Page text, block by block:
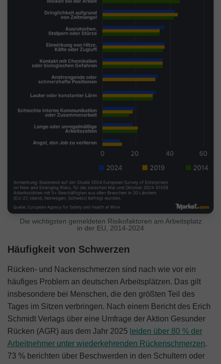
Die wichtigsten gemeldeten Risikofaktoren am Arbeitsplatz
in der EU, 2014-2024
Häufigkeit von Schwerzen
Rücken- und Nackenschmerzen sind nach wie vor ein
häufiges Problem an deutschen Arbeitsplätzen. Das gilt
insbesondere bei Menschen, die den größten Teil des
Tages im Sitzen verbringen. Nach einem Bericht des Erich
Schmidt Verlags über eine Umfrage der Aktion Gesunder
Rücken (AGR) aus dem Jahr 2025 leiden über 80 % der
Arbeitnehmer unter wiederkehrenden Rückenschmerzen.
73 % berichten über Beschwerden in den Schultern oder